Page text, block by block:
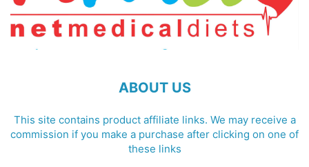
ABOUT US
This site contains product affiliate links. We may receive a
commission if you make a purchase after clicking on one of
these links